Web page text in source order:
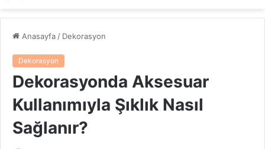
Anasayfa / Dekorasyon
Dekorasyon
Dekorasyonda Aksesuar
Kullanımıyla Şıklık Nasıl
Sağlanır?